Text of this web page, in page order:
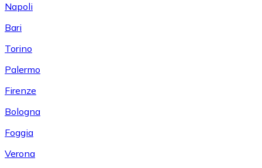
Napoli
Bari
Torino
Palermo
Firenze
Bologna
Foggia
Verona